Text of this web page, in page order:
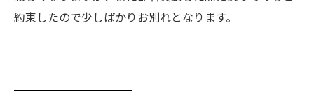
約束したので少しばかりお別れとなります。